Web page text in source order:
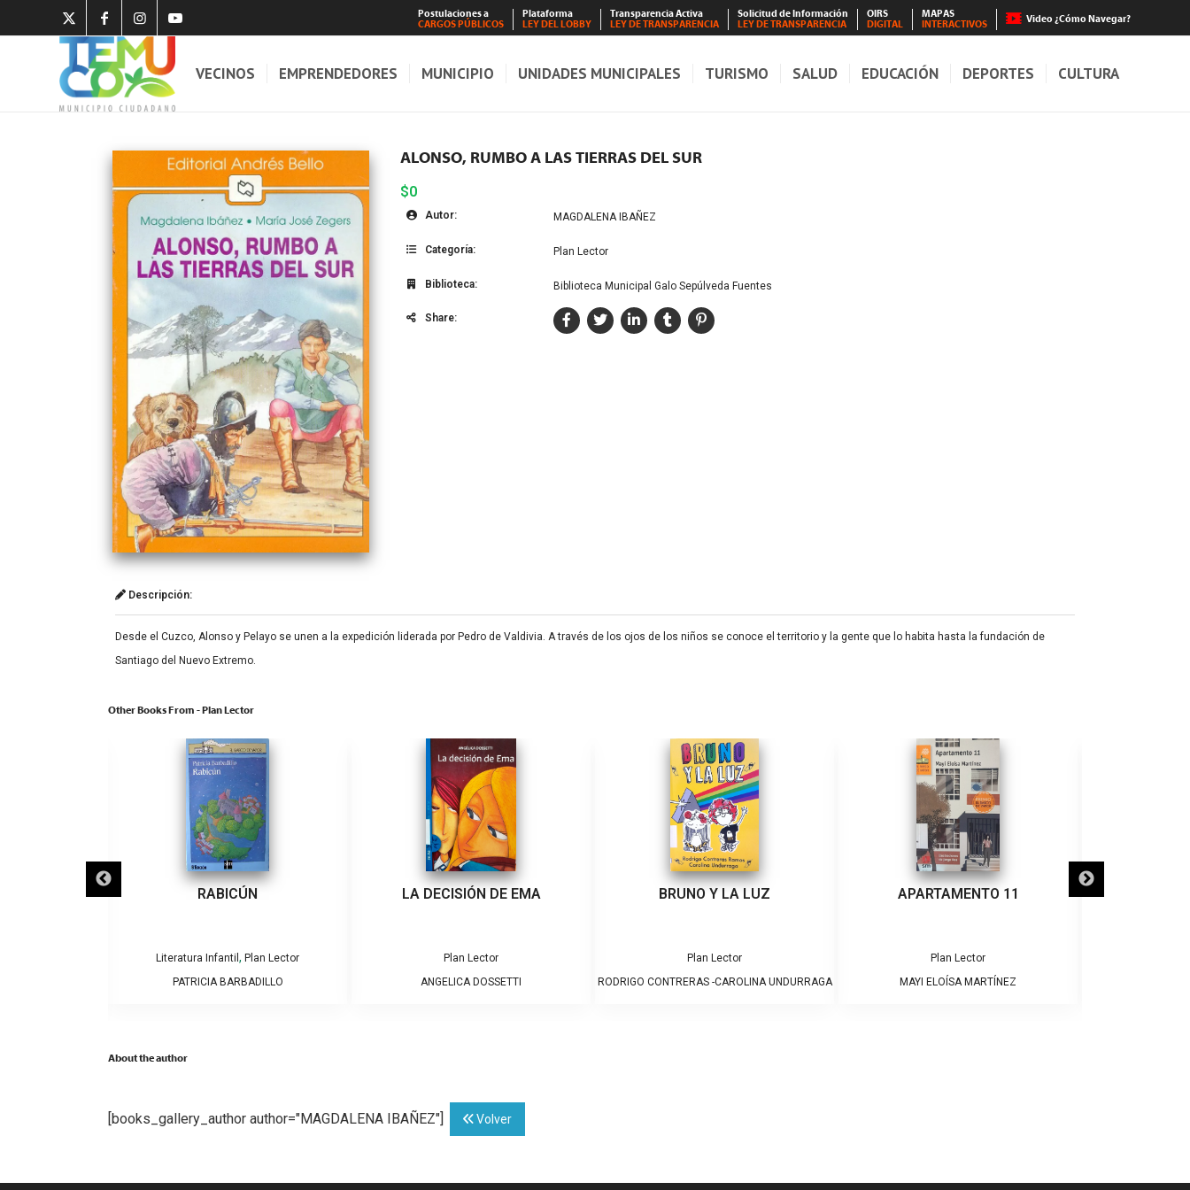
Postulaciones a
CARGOS PÚBLICOS
Plataforma
LEY DEL LOBBY
Transparencia Activa
LEY DE TRANSPARENCIA
Solicitud de Información
LEY DE TRANSPARENCIA
OIRS
DIGITAL
MAPAS
INTERACTIVOS
Video ¿Cómo Navegar?
VECINOS EMPRENDEDORES MUNICIPIO UNIDADES MUNICIPALES TURISMO SALUD EDUCACIÓN DEPORTES CULTURA
ALONSO, RUMBO A LAS TIERRAS DEL SUR
$0
Autor: MAGDALENA IBAÑEZ
Categoría: Plan Lector
Biblioteca: Biblioteca Municipal Galo Sepúlveda Fuentes
Share:
Descripción:
Desde el Cuzco, Alonso y Pelayo se unen a la expedición liderada por Pedro de Valdivia. A través de los ojos de los niños se conoce el territorio y la gente que lo habita hasta la fundación de
Santiago del Nuevo Extremo.
Other Books From - Plan Lector
RABICÚN
Literatura Infantil , Plan Lector
PATRICIA BARBADILLO
LA DECISIÓN DE EMA
Plan Lector
ANGELICA DOSSETTI
BRUNO Y LA LUZ
Plan Lector
RODRIGO CONTRERAS -CAROLINA UNDURRAGA
APARTAMENTO 11
Plan Lector
MAYI ELOÍSA MARTÍNEZ
About the author
[books_gallery_author author="MAGDALENA IBAÑEZ"] Volver